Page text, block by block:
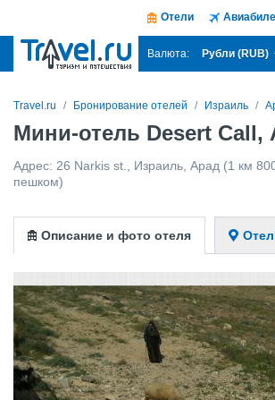
Отели
Валюта: Рубли (RUB)
Travel.ru Бронирование отелей Израиль
Мини-отель Desert Call,
Адрес: 26 Narkis st. Израиль Арад (1 км
пешком)
Описание и фото отеля